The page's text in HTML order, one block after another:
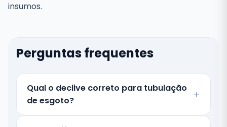
insumos.
Perguntas frequentes
Qual o declive correto para tubulação
de esgoto?